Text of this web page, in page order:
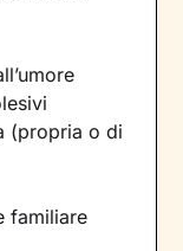
(propria o di
familiare